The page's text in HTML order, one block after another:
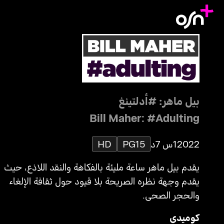
بيل ماهر: #أدلتينغ
Bill Maher: #Adulting
20221س 7د PG15
HD
يقدم بيل ماهر ساعة مليئة بالفكاهة والنقد اللاذع، حيث
يقدم وجهة نظره الصريحة بلا قيود حول ثقافة الإلغاء
والحجر الصحي.
كوميدي